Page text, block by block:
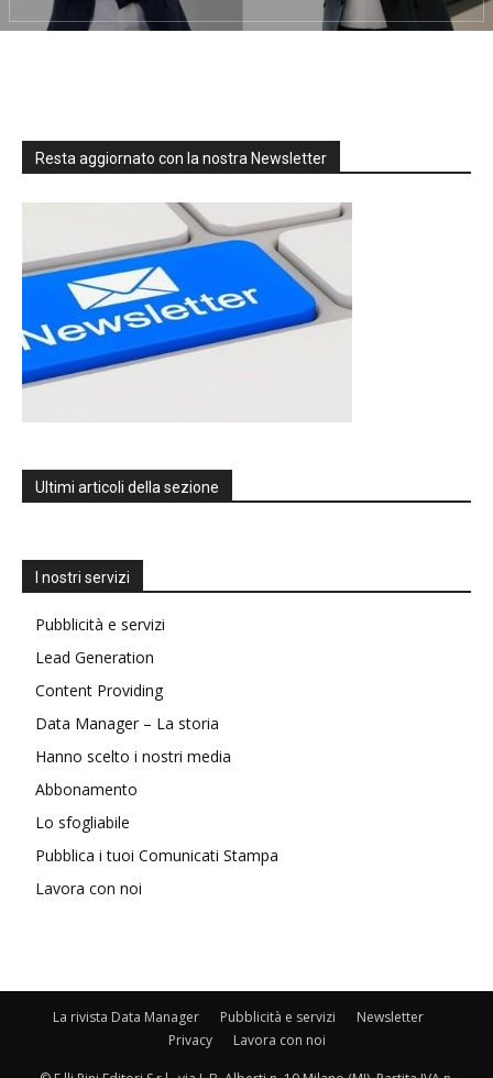
Resta aggiornato con la nostra Newsletter
Ultimi articoli della sezione
I nostri servizi
Pubblicità e servizi
Lead Generation
Content Providing
Data Manager – La storia
Hanno scelto i nostri media
Abbonamento
Lo sfogliabile
Pubblica i tuoi Comunicati Stampa
Lavora con noi
La rivista Data Manager Pubblicità e servizi
Newsletter
Privacy
Lavora con noi